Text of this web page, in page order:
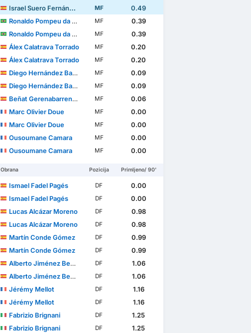
Israel Suero Fernández
MF
0.49
Ronaldo Pompeu da Silva
MF
0.39
Ronaldo Pompeu da Silva
MF
0.39
Álex Calatrava Torrado
MF
0.20
Álex Calatrava Torrado
MF
0.20
Diego Hernández Barriuso
MF
0.09
Diego Hernández Barriuso
MF
0.09
Beñat Gerenabarrena Zendoia
MF
0.06
Marc Olivier Doue
MF
0.00
Marc Olivier Doue
MF
0.00
Ousoumane Camara
MF
0.00
Ousoumane Camara
MF 0.00
Obrana Pozicija Primljeno/ 90'
Ismael Fadel Pagés DF
0.00
Ismael Fadel Pagés
DF
0.00
Lucas Alcázar Moreno
DF
0.98
Lucas Alcázar Moreno
DF
0.98
Martín Conde Gómez
DF
0.99
Martín Conde Gómez
DF
0.99
Alberto Jiménez Benítez
DF
1.06
Alberto Jiménez Benítez
DF
1.06
Jérémy Mellot
DF
1.16
Jérémy Mellot
DF
1.16
Fabrizio Brignani
DF
1.25
Fabrizio Brignani
DF
1.25